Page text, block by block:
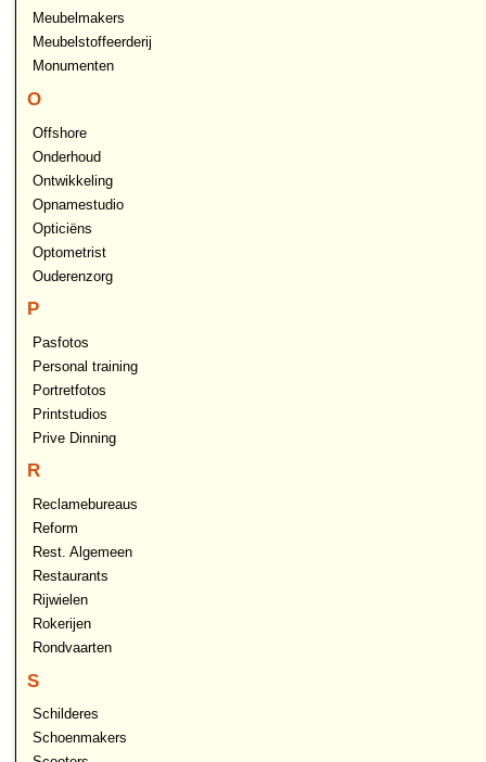
Meubelmakers
Meubelstoffeerderij
Monumenten
O
Offshore
Onderhoud
Ontwikkeling
Opnamestudio
Opticiëns
Optometrist
Ouderenzorg
P
Pasfotos
Personal training
Portretfotos
Printstudios
Prive Dinning
R
Reclamebureaus
Reform
Rest. Algemeen
Restaurants
Rijwielen
Rokerijen
Rondvaarten
S
Schilderes
Schoenmakers